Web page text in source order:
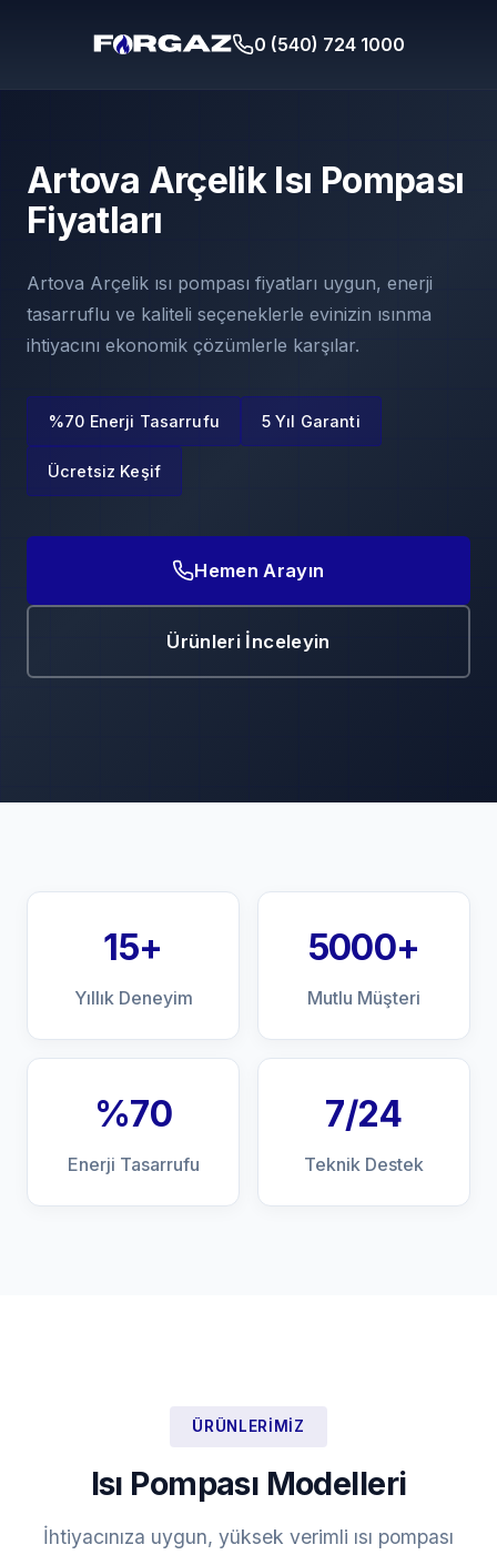
0 (540) 724 1000
Artova Arçelik Isı Pompası
Fiyatları
Artova Arçelik ısı pompası fiyatları uygun, enerji
tasarruflu ve kaliteli seçeneklerle evinizin ısınma
ihtiyacını ekonomik çözümlerle karşılar.
%70 Enerji Tasarrufu 5 Yıl Garanti
Ücretsiz Keşif
Hemen Arayın
Ürünleri İnceleyin
15+
Yıllık Deneyim
5000+
Mutlu Müşteri
%70
Enerji Tasarrufu
7/24
Teknik Destek
ÜRÜNLERIMIZ
Isı Pompası Modelleri
İhtiyacınıza uygun, yüksek verimli ısı pompası